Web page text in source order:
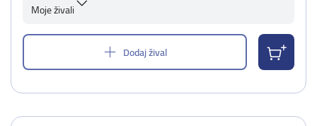
Moje živali
Dodaj žival